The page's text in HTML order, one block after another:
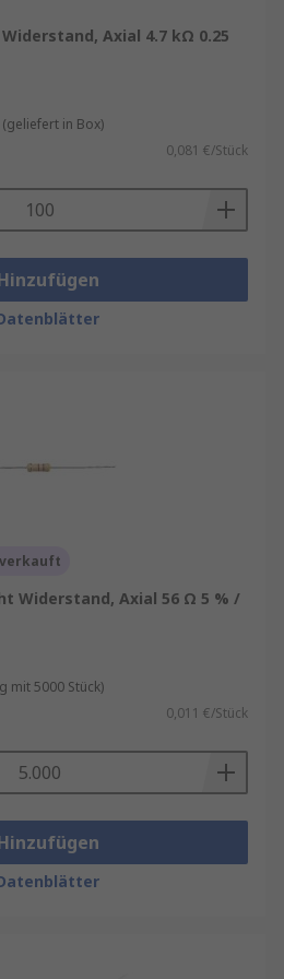
in
eingesetzt.
Handhabung und
ideal für
und
macht.
Anwendungsgebiete
eingesetzt, um
oder den Strom zu
Vibrationen werden
häufig in Fahrzeugen
in Steuergeräten
: In
die starken
ausgesetzt sind,
eine
Axial 4.7 kΩ 0.25
in Box)
0,081 €/Stück
Widerstand, Axial 56 Ω 5 % /
mit 5000 Stück)
0,011 €/Stück